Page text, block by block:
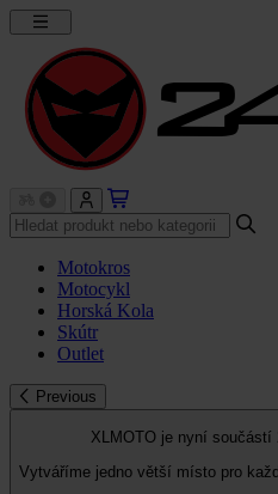
Motokros
Motocykl
Horská Kola
Skútr
Outlet
Previous
XLMOTO je nyní součástí
Vytváříme jedno větší místo pro